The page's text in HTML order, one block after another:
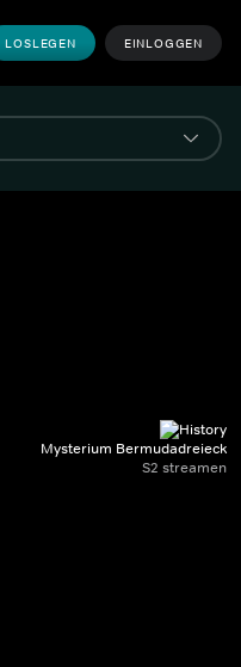
LOSLEGEN EINLOGGEN
Mysterium Bermudadreieck
S2 streamen